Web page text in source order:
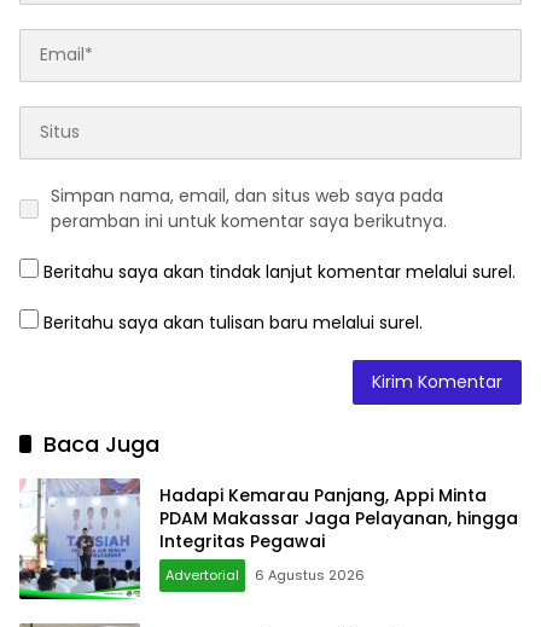
Simpan nama, email, dan situs web saya pada
peramban ini untuk komentar saya berikutnya.
Beritahu saya akan tindak lanjut komentar melalui surel.
Beritahu saya akan tulisan baru melalui surel.
Baca Juga
Hadapi Kemarau Panjang, Appi Minta
PDAM Makassar Jaga Pelayanan, hingga
Integritas Pegawai
Advertorial 6 Agustus 2026